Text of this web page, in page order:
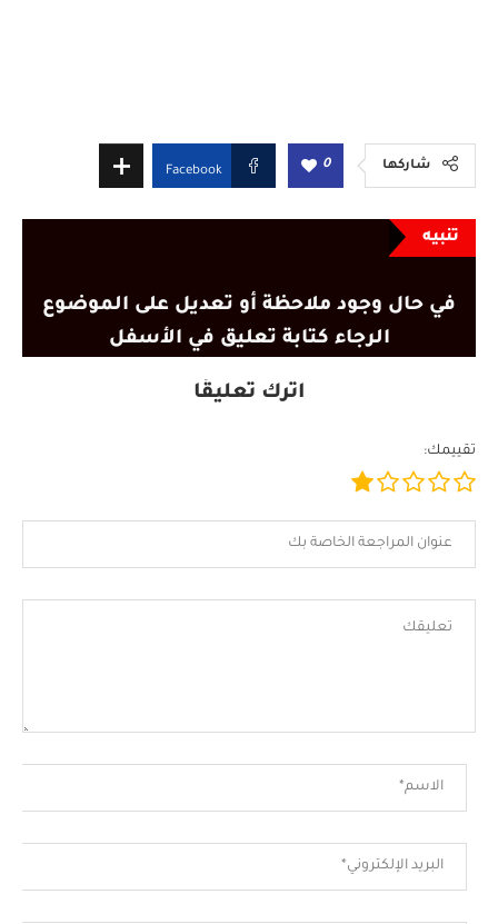
شاركها 0
Facebook
تنبيه
في حال وجود ملاحظة أو تعديل على الموضوع
الرجاء كتابة تعليق في الأسفل
اترك تعليقًا
تقييمك: